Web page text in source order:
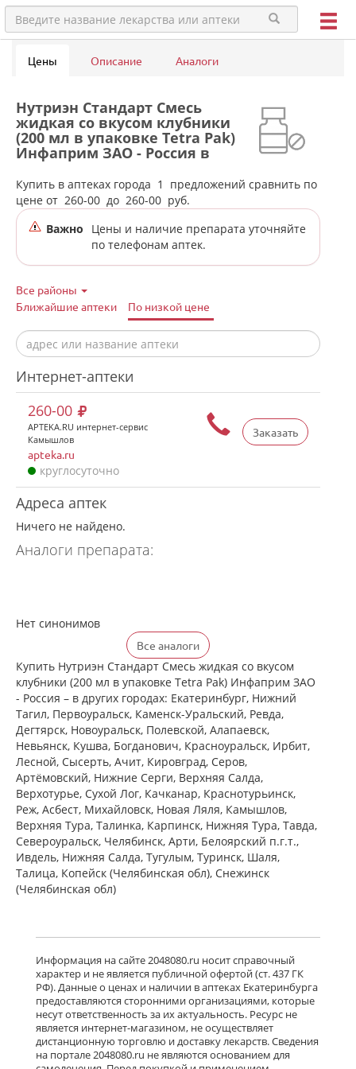
Цены Описание Аналоги
Нутриэн Стандарт Смесь
жидкая со вкусом клубники
(200 мл в упаковке Tetra Pak)
Инфаприм ЗАО - Россия в
аптеках города Камышлова
Купить в аптеках города 1
предложений сравнить по
цене от 260-00 до 260-00 руб.
Важно
Цены и наличие препарата уточняйте
по телефонам аптек.
Все районы
Ближайшие аптеки
По низкой цене
Интернет-аптеки
Заказать
260-00
APTEKA.RU интернет-сервис
Камышлов
apteka.ru
круглосуточно
Адреса аптек
Ничего не найдено.
Аналоги препарата:
Нет синонимов
Все аналоги
Купить Нутриэн Стандарт Смесь жидкая со вкусом
клубники (200 мл в упаковке Tetra Pak) Инфаприм ЗАО
- Россия – в других городах: Екатеринбург, Нижний
Тагил, Первоуральск, Каменск-Уральский, Ревда,
Дегтярск, Новоуральск, Полевской, Алапаевск,
Невьянск, Кушва, Богданович, Красноуральск, Ирбит,
Лесной, Сысерть, Ачит, Кировград, Серов,
Артёмовский, Нижние Cерги, Верхняя Салда,
Верхотурье, Сухой Лог, Качканар, Краснотурьинск,
Реж, Асбест, Михайловск, Новая Ляля, Камышлов,
Верхняя Тура, Талинка, Карпинск, Нижняя Тура, Тавда,
Североуральск, Челябинск, Арти, Белоярский п.г.т.,
Ивдель, Нижняя Салда, Тугулым, Туринск, Шаля,
Талица, Копейск (Челябинская обл), Снежинск
(Челябинская обл)
Информация на сайте 2048080.ru носит справочный
характер и не является публичной офертой (ст. 437 ГК
РФ). Данные о ценах и наличии в аптеках Екатеринбурга
предоставляются сторонними организациями, которые
несут ответственность за их актуальность. Ресурс не
является интернет-магазином, не осуществляет
дистанционную торговлю и доставку лекарств. Сведения
на портале 2048080.ru не являются основанием для